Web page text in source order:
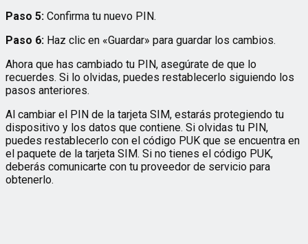
Paso 5: Confirma tu nuevo PIN.
Paso 6: Haz clic en «Guardar» para guardar los cambios.
Ahora que has cambiado tu PIN, asegúrate de que lo
recuerdes. Si lo olvidas, puedes restablecerlo siguiendo los
pasos anteriores.
Al cambiar el PIN de la tarjeta SIM, estarás protegiendo tu
dispositivo y los datos que contiene. Si olvidas tu PIN,
puedes restablecerlo con el código PUK que se encuentra en
el paquete de la tarjeta SIM. Si no tienes el código PUK,
deberás comunicarte con tu proveedor de servicio para
obtenerlo.